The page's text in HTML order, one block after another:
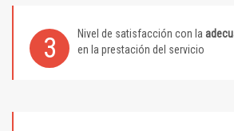
3 Nivel de satisfacción con la
en la prestación del servicio